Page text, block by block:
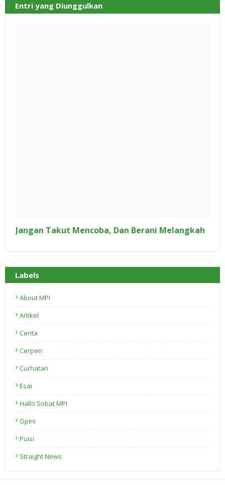
Entri yang Diunggulkan
Jangan Takut Mencoba, Dan Berani Melangkah
Labels
About MPI
Artikel
Cerita
Cerpen
Curhatan
Esai
Hallo Sobat MPI
Opini
Puisi
Straight News